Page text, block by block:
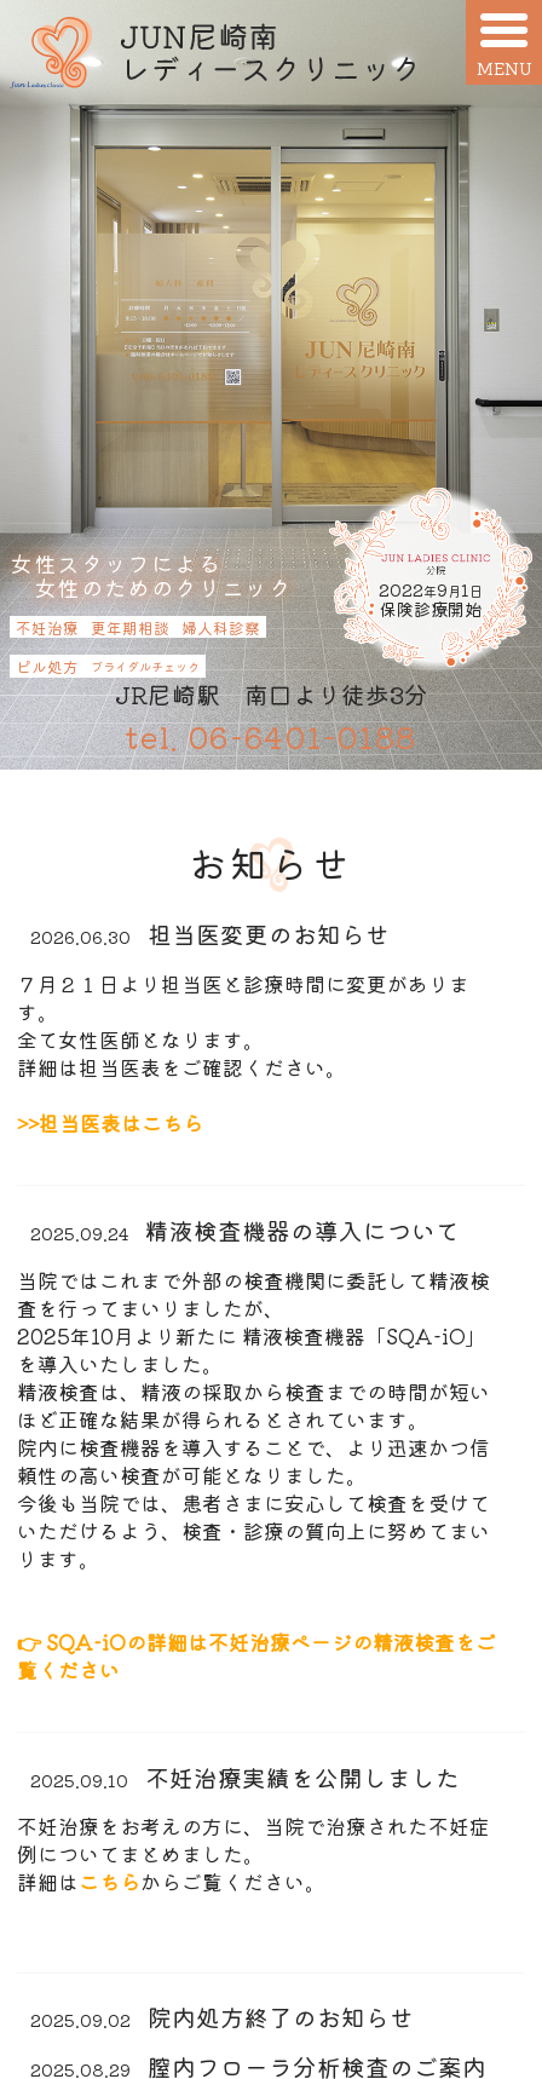
女性スタッフによる
女性のためのクリニック
不妊治療 更年期相談
婦人科診察
ピル処方
ブライダルチェック
2022年9月1 日
保険診療開始
JR尼崎駅 南口より徒歩3分
06-6401-0188
お知らせ
2026.06.30 担当医変更のお知らせ
７月２１日より担当医と診療時間に変更がありま
す。
全て女性医師となります。
詳細は担当医表をご確認ください。
>>担当医表はこちら
2025.09.24 精液検査機器の導入について
当院ではこれまで外部の検査機関に委託して精液検
査を行ってまいりましたが、
2025年10月より新たに 精液検査機器「SQA-iO」
を導入いたしました。
精液検査は、精液の採取から検査までの時間が短い
ほど正確な結果が得られるとされています。
院内に検査機器を導入することで、より迅速かつ信
頼性の高い検査が可能となりました。
今後も当院では、患者さまに安心して検査を受けて
いただけるよう、検査・診療の質向上に努めてまい
ります。
👉 SQA-iOの詳細は不妊治療ページの精液検査をご
覧ください
2025.09.10 不妊治療実績を公開しました
不妊治療をお考えの方に、当院で治療された不妊症
例についてまとめました。
詳細はこちらからご覧ください。
2025.09.02 院内処方終了のお知らせ
2025.08.29 膣内フローラ分析検査のご案内